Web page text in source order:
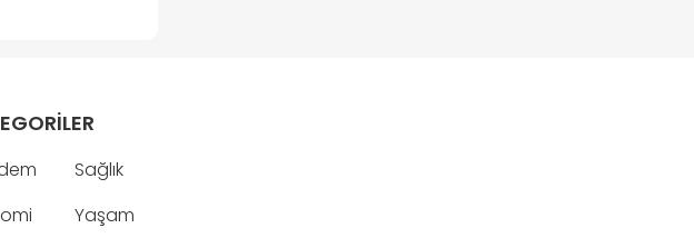
Sağlık
Yaşam